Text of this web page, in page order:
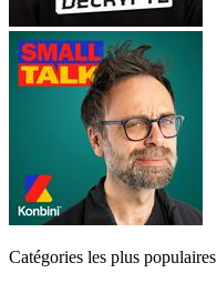
Catégories les plus populaires